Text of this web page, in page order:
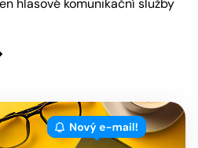
hlasové komunikační služby